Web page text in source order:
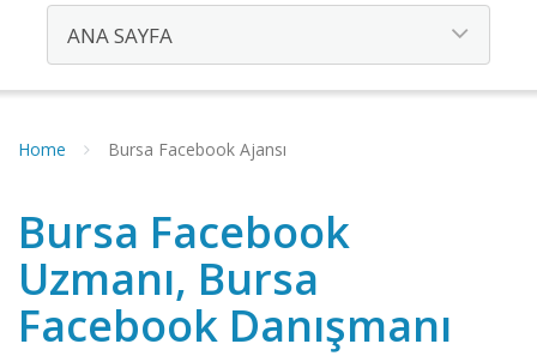
Home Bursa Facebook Ajansı
Bursa Facebook
Uzmanı, Bursa
Facebook Danışmanı